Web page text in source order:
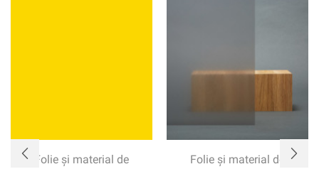
Folie și material de
Folie și material de